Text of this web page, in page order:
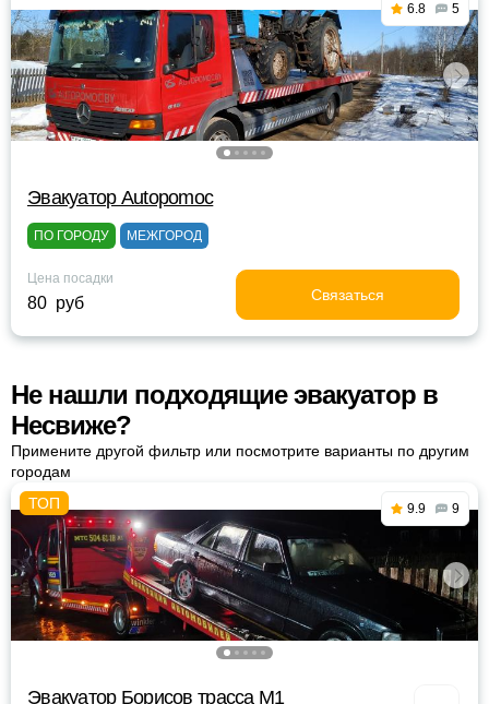
6.8 5
Эвакуатор Autopomoc
ПО ГОРОДУ МЕЖГОРОД
Цена посадки
80 руб Связаться
Не нашли подходящие эвакуатор в
Несвиже?
Примените другой фильтр или посмотрите варианты по другим
городам
9.9 9
Эвакуатор Борисов трасса М1